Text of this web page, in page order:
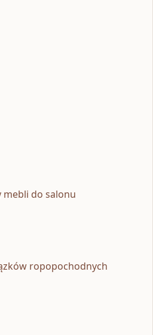
mebli do salonu
ropopochodnych